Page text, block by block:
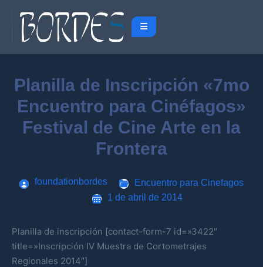
Planilla de Inscripción «7mo
Encuentro para Cinéfagos»
Festival de Cine Arte en la
Frontera
foundationbordes
Encuentro para Cinefagos
1 de abril de 2014
Planilla de inscripción [contact-form-7 id=»3422″
title=»Inscripción IV Muestra de Cortometrajes
Regionales 2014″]